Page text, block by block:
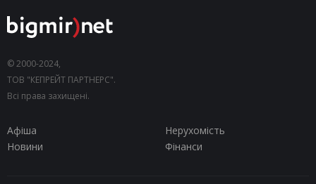
© 2000-2024,
ТОВ "КЕПРЕЙТ ПАРТНЕРС".
Всі права захищені.
Афіша
Нерухомість
Новини
Фінанси